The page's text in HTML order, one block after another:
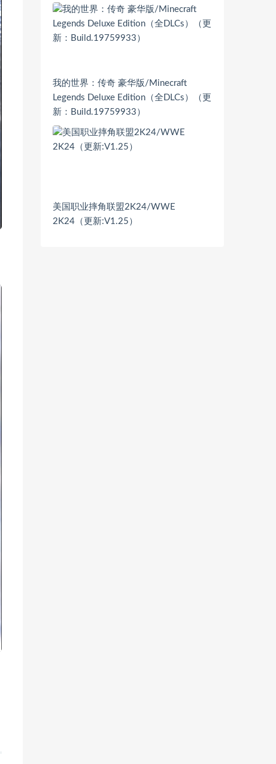
我的世界：传奇 豪华版/Minecraft
Legends Deluxe Edition（全DLCs）（更
新：Build.19759933）
美国职业摔角联盟2K24/WWE
2K24（更新:V1.25）